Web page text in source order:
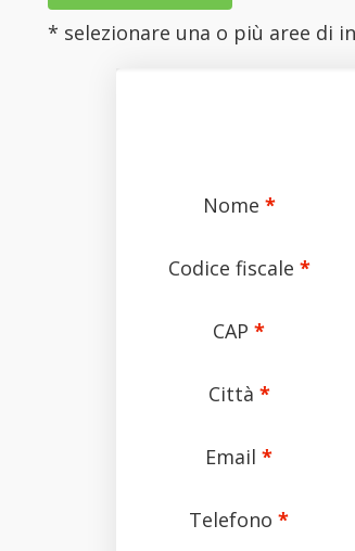
* selezionare una o più aree di
Nome *
Codice fiscale *
CAP *
Città *
Email *
Telefono *